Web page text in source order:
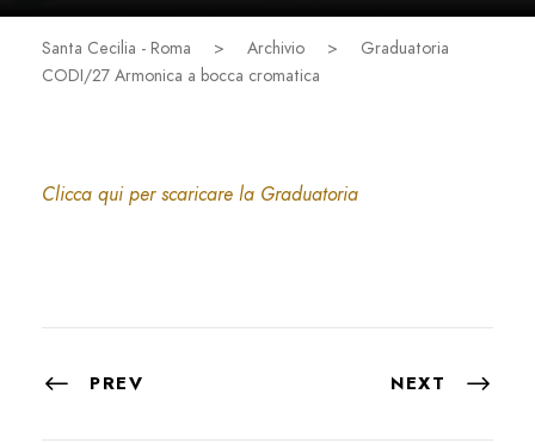
Santa Cecilia - Roma > Archivio >
Graduatoria
CODI/27 Armonica a bocca cromatica
Clicca qui per scaricare la Graduatoria
PREV NEXT